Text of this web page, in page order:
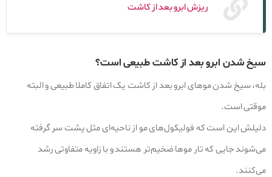
ریزش ابرو بعد از کاشت
سیخ شدن ابرو بعد از کاشت طبیعی‌ است؟
بله، سیخ شدن موهای ابرو بعد از کاشت یک اتفاق کاملا طبیعی و البته
موقتی است.
دلیلش این است که فولیکول‌های مو از ناحیه‌ای مثل پشت سر گرفته
می‌شوند جایی که تار موها ضخیم‌تر هستند و با زاویه متفاوتی رشد
می‌کنند.